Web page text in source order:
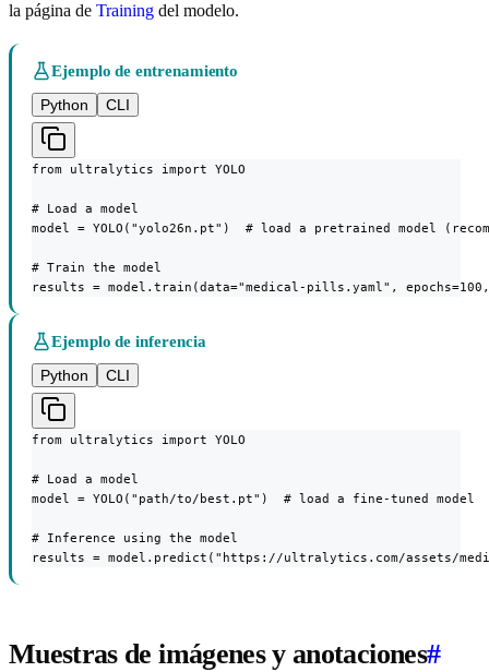
la página de Training del modelo.
Ejemplo de entrenamiento
Python
CLI
from ultralytics import YOLO
# Load a model
model = YOLO("yolo26n.pt")  # load a pretrained model
# Train the model
results = model.train(data="medical-pills.yaml", epochs=100,
Ejemplo de inferencia
Python
CLI
from ultralytics import YOLO
# Load a model
model = YOLO("path/to/best.pt")  # load a fine-tuned model
# Inference using the model
results = model.predict("https://ultralytics.com/assets/
Muestras de imágenes y anotaciones#